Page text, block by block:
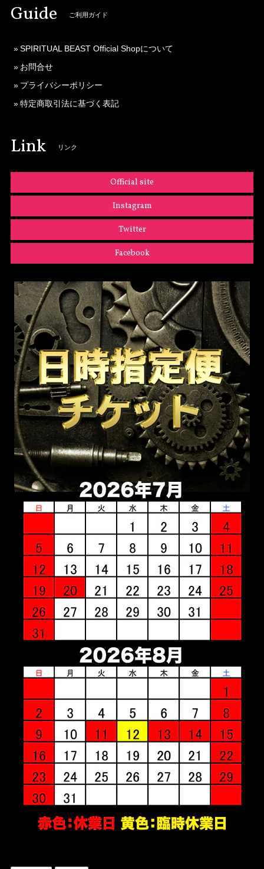
Guide ご利用ガイド
SPIRITUAL BEAST Official Shopについて
お問合せ
プライバシーポリシー
特定商取引法に基づく表記
Link リンク
Official site
Instagram
Twitter
Facebook